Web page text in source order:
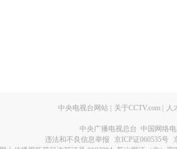
中央电视台网站 关于CCTV.com 人
中央广播电视总台 中国网络
违法和不良信息举报
京ICP证060535号